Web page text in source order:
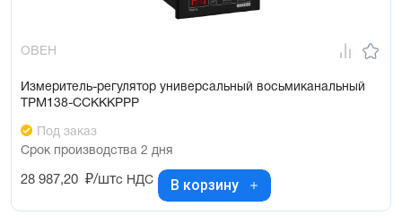
ОВЕН
Измеритель-регулятор универсальный восьмиканальный
ТРМ138-ССКККРРР
Под заказ
Срок производства 2 дня
28 987,20 ₽/штс НДС В корзину